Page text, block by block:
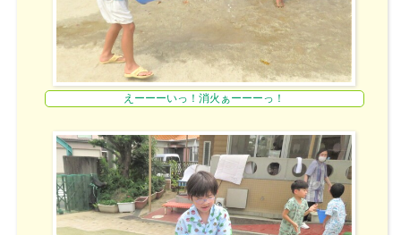
えーーーいっ！消火ぁーーーっ！